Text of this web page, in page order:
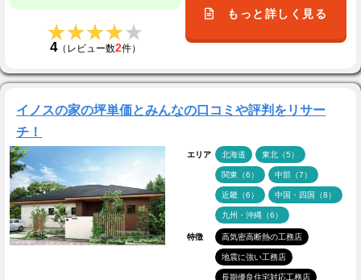
★★★★★
★★★★★
4（レビュー数2件）
もっと詳しく見る
イノスの家の坪単価とみんなの口コミや評判をリサー
チ！
エリア 北海道 東北（5）
関東（6） 中部（7）
近畿（6） 中国・四国（8）
九州・沖縄（6）
特徴 高気密高断熱の工務店
地震に強い工務店
長期優良住宅対応工務店